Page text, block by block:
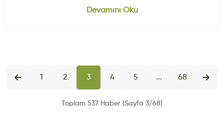
hedeflerine sunduğu katkılar ele…
Devamını Oku
1 2 3 4 5 ... 68
Toplam 537 Haber (Sayfa 3/68)